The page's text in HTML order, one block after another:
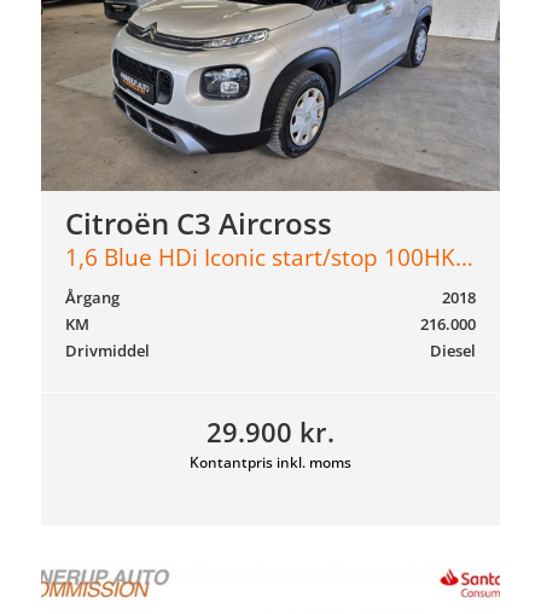
Citroën C3 Aircross
1,6 Blue HDi Iconic start/stop 100HK Van
29.900 kr.
Kontantpris inkl. moms
2018
Årgang
216.000
KM
Diesel
Drivmiddel